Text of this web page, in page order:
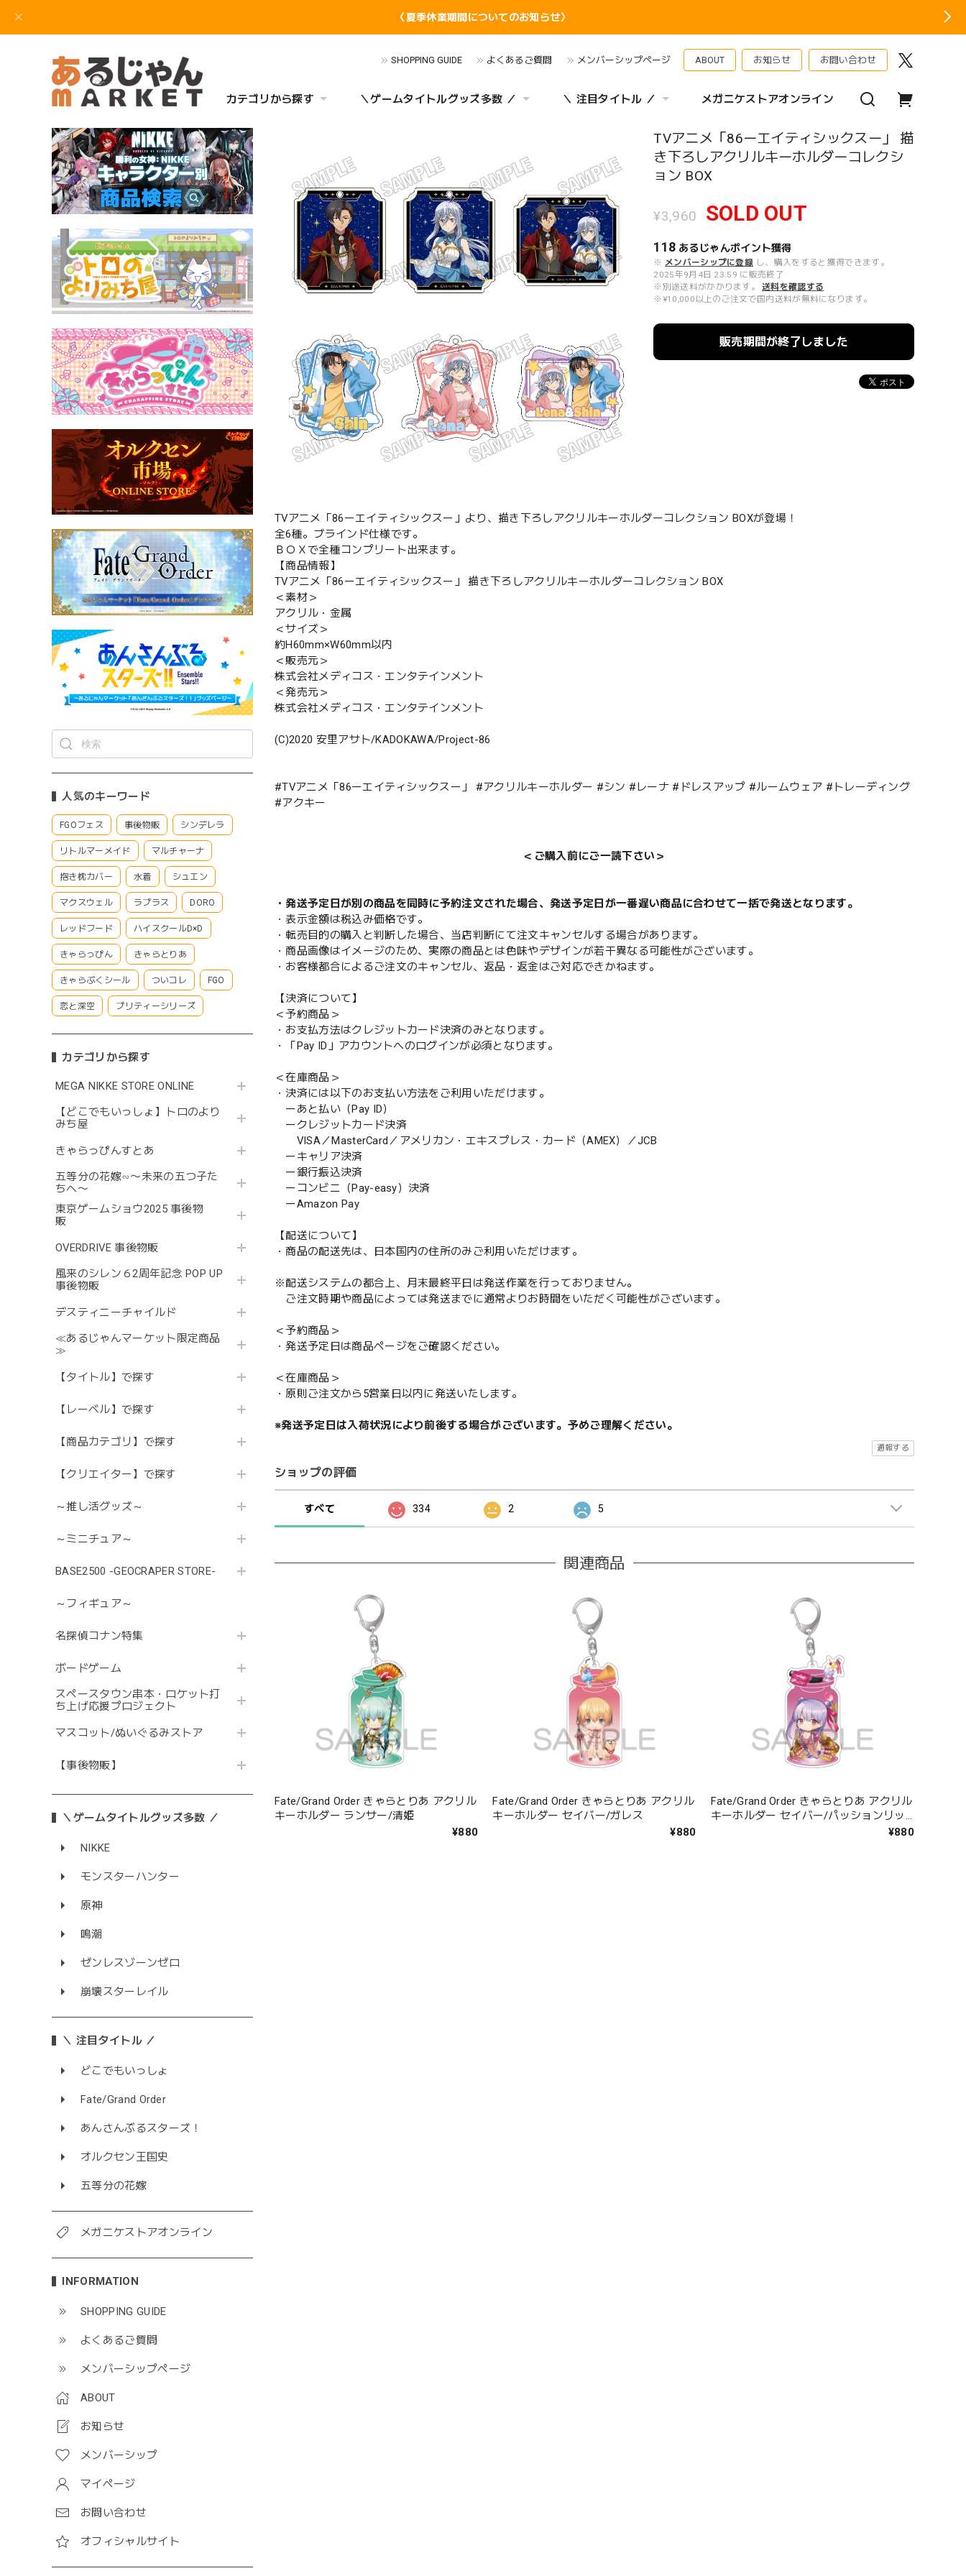
〈夏季休業期間についてのお知らせ〉
SHOPPING GUIDE よくあるご質問 メンバーシップページ ABOUT お知らせ お問い合わせ
カテゴリから探す ＼ゲームタイトルグッズ多数 ／ ＼ 注目タイトル ／ メガニケストアオンライン
人気のキーワード
FGOフェス 事後物販 シンデレラ
リトルマーメイド マルチャーナ
抱き枕カバー 水着 シュエン
マクスウェル ラプラス DORO
レッドフード ハイスクールD×D
きゃらっぴん きゃらとりあ
きゃらぷくシール ついコレ FGO
恋と深空 プリティーシリーズ
カテゴリから探す
MEGA NIKKE STORE ONLINE
【どこでもいっしょ】トロのより
みち屋
きゃらっぴんすとあ
五等分の花嫁∽〜未来の五つ子た
ちへ〜
東京ゲームショウ2025 事後物
販
OVERDRIVE 事後物販
風来のシレン６2周年記念 POP UP
事後物販
デスティニーチャイルド
≪あるじゃんマーケット限定商品
≫
【タイトル】で探す
【レーベル】で探す
【商品カテゴリ】で探す
【クリエイター】で探す
～推し活グッズ～
～ミニチュア～
BASE2500 -GEOCRAPER STORE-
～フィギュア～
名探偵コナン特集
ボードゲーム
スペースタウン串本・ロケット打
ち上げ応援プロジェクト
マスコット/ぬいぐるみストア
【事後物販】
＼ゲームタイトルグッズ多数 ／
NIKKE
モンスターハンター
原神
鳴潮
ゼンレスゾーンゼロ
崩壊スターレイル
＼ 注目タイトル ／
どこでもいっしょ
Fate/Grand Order
あんさんぶるスターズ！
オルクセン王国史
五等分の花嫁
メガニケストアオンライン
INFORMATION
SHOPPING GUIDE
よくあるご質問
メンバーシップページ
ABOUT
お知らせ
メンバーシップ
マイページ
お問い合わせ
オフィシャルサイト
TVアニメ「86ーエイティシックスー」 描
き下ろしアクリルキーホルダーコレクシ
ョン BOX
¥3,960 SOLD OUT
118 あるじゃんポイント獲得
※ メンバーシップに登録 し、購入をすると獲得できます。
2025年9月4日 23:59 に販売終了
※別途送料がかかります。
送料を確認する
※¥10,000以上のご注文で国内送料が無料になります。
販売期間が終了しました
TVアニメ「86ーエイティシックスー」より、描き下ろしアクリルキーホルダーコレクション BOXが登場！
全6種。ブラインド仕様です。
ＢＯＸで全種コンプリート出来ます。
【商品情報】
TVアニメ「86ーエイティシックスー」 描き下ろしアクリルキーホルダーコレクション BOX
＜素材＞
アクリル・金属
＜サイズ＞
約H60mm×W60mm以内
＜販売元＞
株式会社メディコス・エンタテインメント
＜発売元＞
株式会社メディコス・エンタテインメント
(C)2020 安里アサト/KADOKAWA/Project-86
#TVアニメ「86ーエイティシックスー」 #アクリルキーホルダー #シン #レーナ #ドレスアップ #ルームウェア #トレーディング
#アクキー
＜ご購入前にご一読下さい＞
・発送予定日が別の商品を同時に予約注文された場合、発送予定日が一番遅い商品に合わせて一括で発送となります。
・表示金額は税込み価格です。
・転売目的の購入と判断した場合、当店判断にて注文キャンセルする場合があります。
・商品画像はイメージのため、実際の商品とは色味やデザインが若干異なる可能性がございます。
・お客様都合によるご注文のキャンセル、返品・返金はご対応できかねます。
【決済について】
＜予約商品＞
・お支払方法はクレジットカード決済のみとなります。
・「Pay ID」アカウントへのログインが必須となります。
＜在庫商品＞
・決済には以下のお支払い方法をご利用いただけます。
ーあと払い（Pay ID）
ークレジットカード決済
VISA／MasterCard／アメリカン・エキスプレス・カード（AMEX）／JCB
ーキャリア決済
ー銀行振込決済
ーコンビニ（Pay-easy）決済
ーAmazon Pay
【配送について】
・商品の配送先は、日本国内の住所のみご利用いただけます。
※配送システムの都合上、月末最終平日は発送作業を行っておりません。
ご注文時期や商品によっては発送までに通常よりお時間をいただく可能性がございます。
＜予約商品＞
・発送予定日は商品ページをご確認ください。
＜在庫商品＞
・原則ご注文から5営業日以内に発送いたします。
※発送予定日は入荷状況により前後する場合がございます。予めご理解ください。
通報する
ショップの評価
すべて 334 2 5
関連商品
Fate/Grand Order きゃらとりあ アクリル
キーホルダー ランサー/清姫
¥880
Fate/Grand Order きゃらとりあ アクリル
キーホルダー セイバー/ガレス
¥880
Fate/Grand Order きゃらとりあ アクリル
キーホルダー セイバー/パッションリッ
¥880